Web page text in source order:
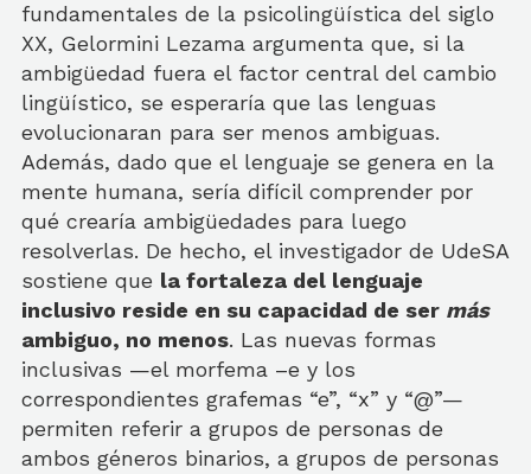
fundamentales de la psicolingüística del siglo
XX, Gelormini Lezama argumenta que, si la
ambigüedad fuera el factor central del cambio
lingüístico, se esperaría que las lenguas
evolucionaran para ser menos ambiguas.
Además, dado que el lenguaje se genera en la
mente humana, sería difícil comprender por
qué crearía ambigüedades para luego
resolverlas. De hecho, el investigador de UdeSA
sostiene que la fortaleza del lenguaje
inclusivo reside en su capacidad de ser más
ambiguo, no menos. Las nuevas formas
inclusivas —el morfema –e y los
correspondientes grafemas “e”, “x” y “@”—
permiten referir a grupos de personas de
ambos géneros binarios, a grupos de personas